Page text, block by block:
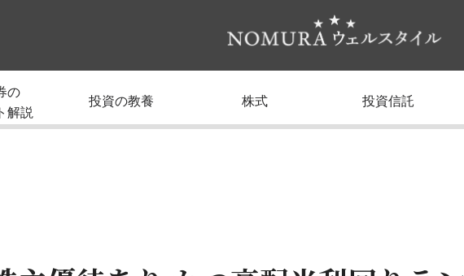
の
解説
投資の教養 株式 投資信託